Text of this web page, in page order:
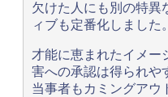
欠けた人にも別の特異
ィブも定番化しました。
才能に恵まれたイメー
害への承認は得られや
当事者もカミングアウ